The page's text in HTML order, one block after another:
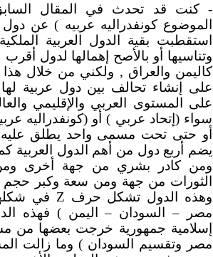
- كنت قد تحدث في المقال السابق
الموضوع كونفدراليه عربيه ) عن دول
استقطبت بقية الدول العربية
وتناسيها أو بالأصح إهمالها لدول
كاليمن والعراق , ولكني من خلال
على إنشاء تحالف بين دول عربية لها
على المستوى العربي والإقليمي
سواء (إتحاد عربي ) أو (كونفدراليه
أو حتى تحت مسمى واحد يطلق
يضم أربع دول من أهم الدول العربية
ومن كادر بشري من جهة أخرى
الثورات من جهة ومن سعة وكبر حجم
وهذه الدول تشكل حرف Z في
مصر – السودان – اليمن ) فهذه
إسلامية جمهورية خرجت بعضها من
مصر وتقسيم السودان ) وما زالت